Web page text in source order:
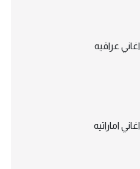
اغاني عراقيه
اغاني اماراتيه